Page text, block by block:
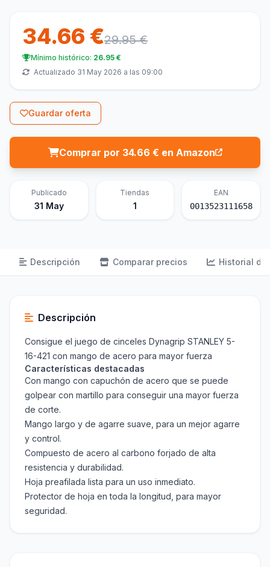
34.66 €29.95 €
Mínimo histórico: 26.95 €
Actualizado 31 May 2026 a las 09:00
Guardar oferta
Comprar por 34.66 € en Amazon
Publicado
31 May
Tiendas
1
EAN
0013523111658
Descripción Comparar precios Historial de
Descripción
Consigue el juego de cinceles Dynagrip STANLEY 5-
16-421 con mango de acero para mayor fuerza
Características destacadas
Con mango con capuchón de acero que se puede
golpear con martillo para conseguir una mayor fuerza
de corte.
Mango largo y de agarre suave, para un mejor agarre
y control.
Compuesto de acero al carbono forjado de alta
resistencia y durabilidad.
Hoja preafilada lista para un uso inmediato.
Protector de hoja en toda la longitud, para mayor
seguridad.